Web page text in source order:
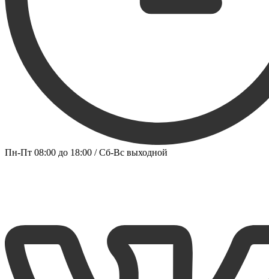
Пн-Пт 08:00 до 18:00 / Сб-Вс выходной